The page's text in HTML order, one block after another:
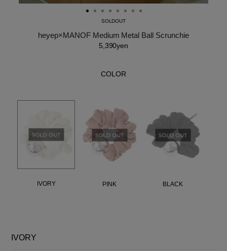
SOLDOUT
heyep×MANOF Medium Metal Ball Scrunchie
5,390yen
COLOR
IVORY PINK BLACK
IVORY